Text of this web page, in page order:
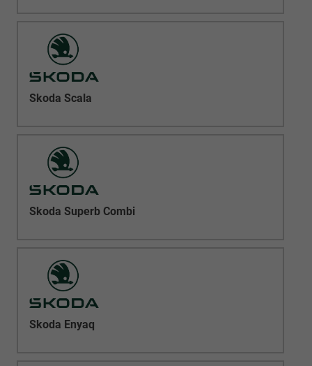
Skoda Scala
Skoda Superb Combi
Skoda Enyaq